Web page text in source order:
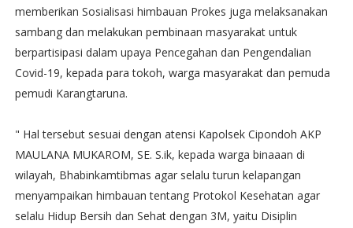
memberikan Sosialisasi himbauan Prokes juga melaksanakan
sambang dan melakukan pembinaan masyarakat untuk
berpartisipasi dalam upaya Pencegahan dan Pengendalian
Covid-19, kepada para tokoh, warga masyarakat dan pemuda
pemudi Karangtaruna.
" Hal tersebut sesuai dengan atensi Kapolsek Cipondoh AKP
MAULANA MUKAROM, SE. S.ik, kepada warga binaaan di
wilayah, Bhabinkamtibmas agar selalu turun kelapangan
menyampaikan himbauan tentang Protokol Kesehatan agar
selalu Hidup Bersih dan Sehat dengan 3M, yaitu Disiplin